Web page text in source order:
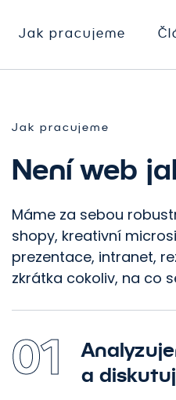
Jak pracujeme
Jak pracujeme
Není web
Máme za sebou
shopy, kreativní
prezentace, intranet,
zkrátka cokoliv, na co
01
a